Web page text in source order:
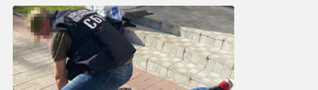
Депутата Шосткинської
міськради від ОПЗЖ
оголосили в розшук, а поки
судитимуть заочно